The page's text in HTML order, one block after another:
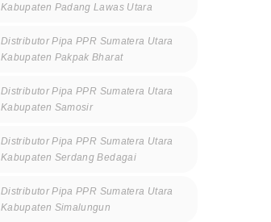
Kabupaten Padang Lawas Utara
Distributor Pipa PPR Sumatera Utara
Kabupaten Pakpak Bharat
Distributor Pipa PPR Sumatera Utara
Kabupaten Samosir
Distributor Pipa PPR Sumatera Utara
Kabupaten Serdang Bedagai
Distributor Pipa PPR Sumatera Utara
Kabupaten Simalungun